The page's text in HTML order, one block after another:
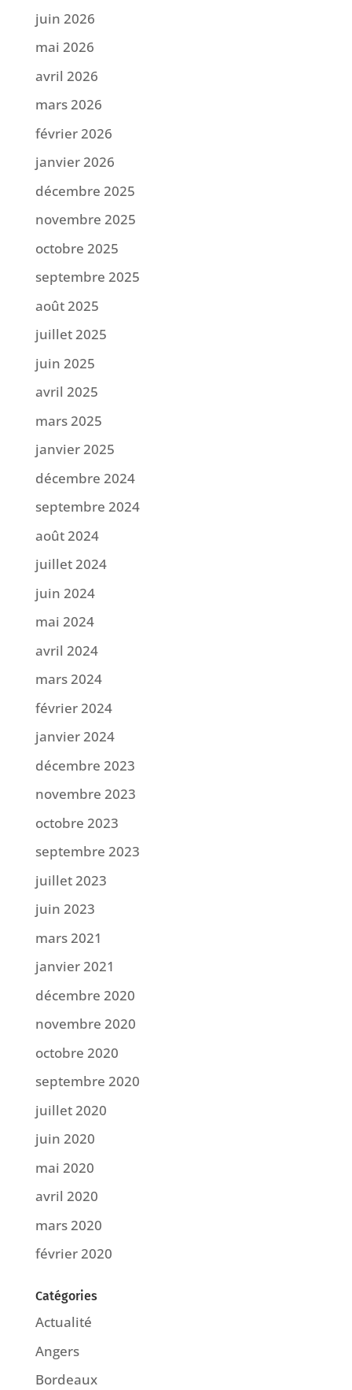
juin 2026
mai 2026
avril 2026
mars 2026
février 2026
janvier 2026
décembre 2025
novembre 2025
octobre 2025
septembre 2025
août 2025
juillet 2025
juin 2025
avril 2025
mars 2025
janvier 2025
décembre 2024
septembre 2024
août 2024
juillet 2024
juin 2024
mai 2024
avril 2024
mars 2024
février 2024
janvier 2024
décembre 2023
novembre 2023
octobre 2023
septembre 2023
juillet 2023
juin 2023
mars 2021
janvier 2021
décembre 2020
novembre 2020
octobre 2020
septembre 2020
juillet 2020
juin 2020
mai 2020
avril 2020
mars 2020
février 2020
Catégories
Actualité
Angers
Bordeaux